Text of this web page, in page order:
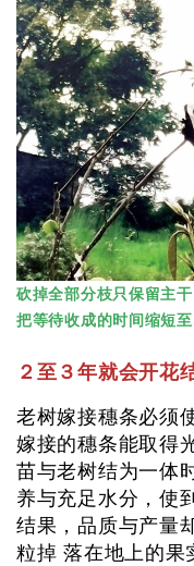
砍掉全部分枝只保留主
把等待收成的时间缩短至
２至３年就会开
老树嫁接穗条必须
嫁接的穗条能取得
苗与老树结为一体
养与充足水分，使
结果，品质与产量
粒掉 落在地上的果